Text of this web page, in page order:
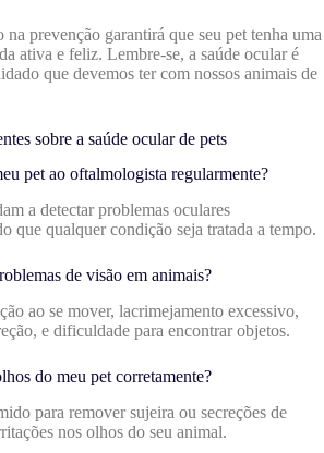
prevenção garantirá que seu pet tenha uma
ativa e feliz. Lembre-se, a saúde ocular é
que devemos ter com nossos animais de
sobre a saúde ocular de pets
pet ao oftalmologista regularmente?
a detectar problemas oculares
que qualquer condição seja tratada a tempo.
de visão em animais?
ao se mover, lacrimejamento excessivo,
e dificuldade para encontrar objetos.
do meu pet corretamente?
para remover sujeira ou secreções de
nos olhos do seu animal.